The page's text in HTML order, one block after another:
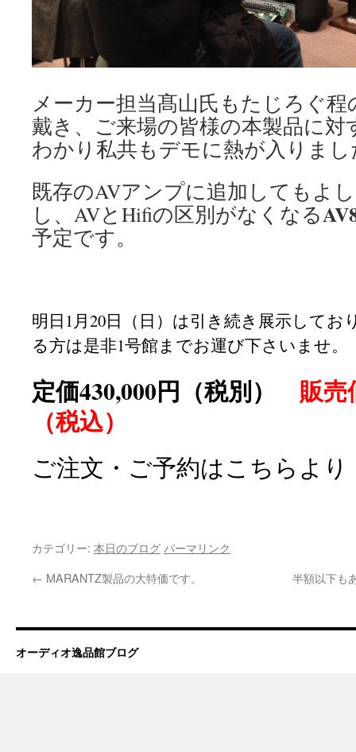
メーカー担当髙山氏もたじろぐ
戴き、ご来場の皆様の本製品に対
わかり私共もデモに熱が入りまし
既存のAVアンプに追加してもよ
し、AVとHifiの区別がなくなる
予定です。
明日1月20日（日）は引き続き展示してお
る方は是非1号館までお運び下さいませ。
定価430,000円（税別） 販
（税込）
ご注文・ご予約はこちらより
カテゴリー: 本日のブログ パーマリンク
← MARANTZ製品の大特価です。 半額以下も
オーディオ逸品館ブログ